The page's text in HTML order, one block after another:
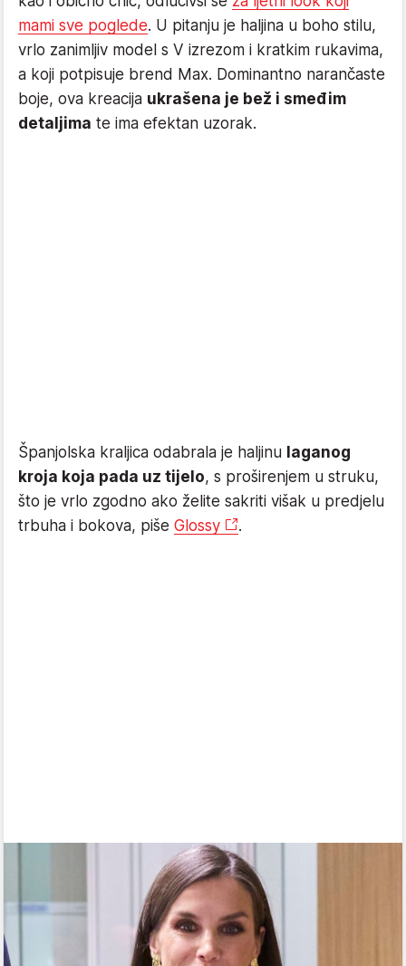
mami sve poglede. U pitanju je haljina u boho stilu,
vrlo zanimljiv model s V izrezom i kratkim rukavima,
a koji potpisuje brend Max. Dominantno narančaste
boje, ova kreacija ukrašena je bež i smeđim
detaljima te ima efektan uzorak.
Španjolska kraljica odabrala je haljinu laganog
kroja koja pada uz tijelo, s proširenjem u struku,
što je vrlo zgodno ako želite sakriti višak u predjelu
trbuha i bokova, piše Glossy .